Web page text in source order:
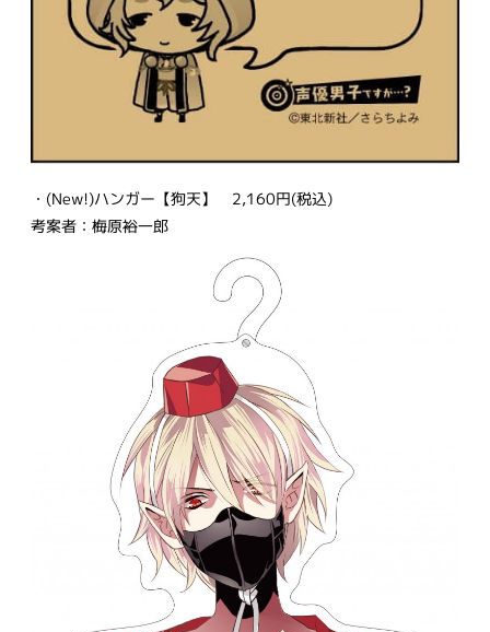
・(New!)ハンガー【狗天】 2,160円(税込)
考案者：梅原裕一郎